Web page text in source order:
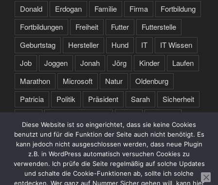
Donald
Erdogan Familie Firma
Fortbildung
Fortbildungen
Freiheit Futter
Futterstelle
Geburtstag
Hersteller Hund IT
IT Wissen
Job
Joggen Jonah Jörg Kinder
Laufen
Marathon
Microsoft Natur
Oldenburg
Patricia
Politik Präsident Sarah
Sicherheit
Tochter
Training Trump Türkei
USA
Webseite
Zertifikate
Diese Website ist so eingerichtet, dass sie keine Cookies
benutzt und für die Funktion der Seite auch nicht benötigt. Es
kann jedoch nicht ausgeschlossen werden, dass neue Plugin
z.B. in WordPress automatisch versuchen Cookies zu
verwenden. Ich prüfe die Seite regelmäßig auf solche Updates
und schalte die Cookie-Funktionen ab, sollte ich solche
entdecken. Wer ganz auf Nummer Sicher gehen will, kann hier